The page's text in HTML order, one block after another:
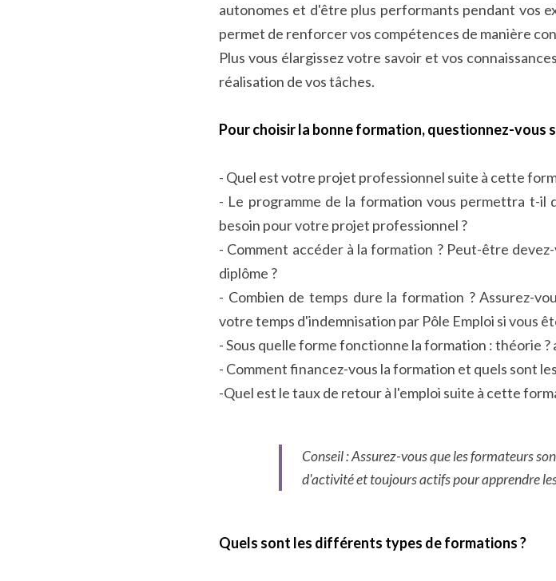
autonomes et d'être plus performants pendant vos
permet de renforcer vos compétences de manière
Plus vous élargissez votre savoir et vos
réalisation de vos tâches.
Pour choisir la bonne formation, questionnez-vous
- Quel est votre projet professionnel suite à cette
- Le programme de la formation vous permettra t-il
besoin pour votre projet professionnel ?
- Comment accéder à la formation ? Peut-être
diplôme ?
- Combien de temps dure la formation ? Assurez-
votre temps d'indemnisation par Pôle Emploi si vous
- Sous quelle forme fonctionne la formation : théorie
- Comment financez-vous la formation et quels sont
-Quel est le taux de retour à l'emploi suite à cette
Conseil : Assurez-vous que les formateurs
d'activité et toujours actifs pour apprendre
Quels sont les différents types de formations ?